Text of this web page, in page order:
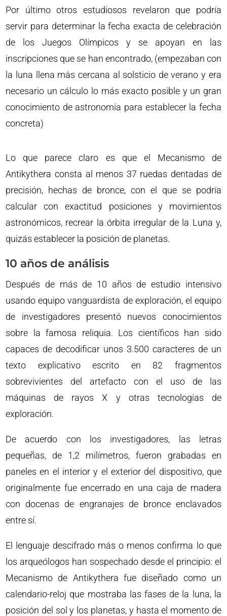
Por último otros estudiosos revelaron que podría
servir para determinar la fecha exacta de celebración
de los Juegos Olímpicos y se apoyan en las
inscripciones que se han encontrado, (empezaban con
la luna llena más cercana al solsticio de verano y era
necesario un cálculo lo más exacto posible y un gran
conocimiento de astronomía para establecer la fecha
concreta)
Lo que parece claro es que el Mecanismo de
Antikythera consta al menos 37 ruedas dentadas de
precisión, hechas de bronce, con el que se podría
calcular con exactitud posiciones y movimientos
astronómicos, recrear la órbita irregular de la Luna y,
quizás establecer la posición de planetas.
10 años de análisis
Después de más de 10 años de estudio intensivo
usando equipo vanguardista de exploración, el equipo
de investigadores presentó nuevos conocimientos
sobre la famosa reliquia. Los científicos han sido
capaces de decodificar unos 3.500 caracteres de un
texto explicativo escrito en 82 fragmentos
sobrevivientes del artefacto con el uso de las
máquinas de rayos X y otras tecnologías de
exploración.
De acuerdo con los investigadores, las letras
pequeñas, de 1,2 milímetros, fueron grabadas en
paneles en el interior y el exterior del dispositivo, que
originalmente fue encerrado en una caja de madera
con docenas de engranajes de bronce enclavados
entre sí.
El lenguaje descifrado más o menos confirma lo que
los arqueólogos han sospechado desde el principio: el
Mecanismo de Antikythera fue diseñado como un
calendario-reloj que mostraba las fases de la luna, la
posición del sol y los planetas, y hasta el momento de